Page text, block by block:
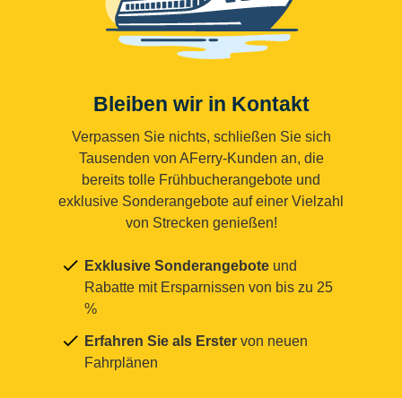
Bleiben wir in Kontakt
Verpassen Sie nichts, schließen Sie sich
Tausenden von AFerry-Kunden an, die
bereits tolle Frühbucherangebote und
exklusive Sonderangebote auf einer Vielzahl
von Strecken genießen!
Exklusive Sonderangebote und
Rabatte mit Ersparnissen von bis zu 25
%
Erfahren Sie als Erster von neuen
Fahrplänen